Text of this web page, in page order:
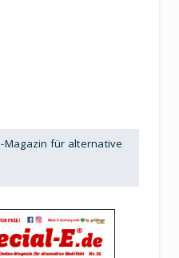
Magazin für alternative